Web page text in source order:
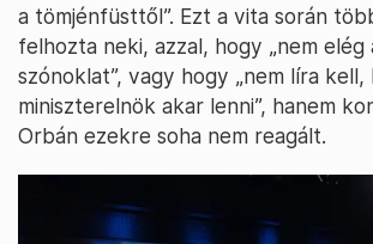
a tömjénfüsttől”. Ezt a vita során
felhozta neki, azzal, hogy „nem elég
szónoklat”, vagy hogy „nem líra kell,
miniszterelnök akar lenni”, hanem
Orbán ezekre soha nem reagált.